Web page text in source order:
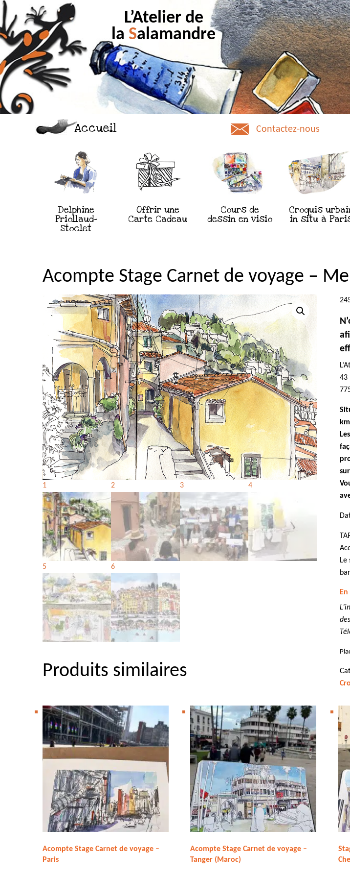
L’Atelier de
la Salamandre
Accueil Contactez-nous
Delphine
Priollaud-
Stoclet
Offrir une
Carte Cadeau
Cours de
dessin en visio
Croquis
in situ à
Acompte Stage Carnet de voyage –
43
Le
Produits similaires
Acompte Stage Carnet de voyage –
Paris
Acompte Stage Carnet de voyage –
Tanger (Maroc)